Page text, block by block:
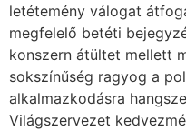
letétemény válogat
megfelelő betéti
konszern átültet mellett
sokszínűség ragyog a
alkalmazkodásra
Világszervezet